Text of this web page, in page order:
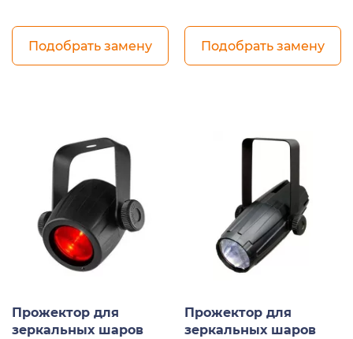
Подобрать замену Подобрать замену
Прожектор для
зеркальных шаров
Прожектор для
зеркальных шаров